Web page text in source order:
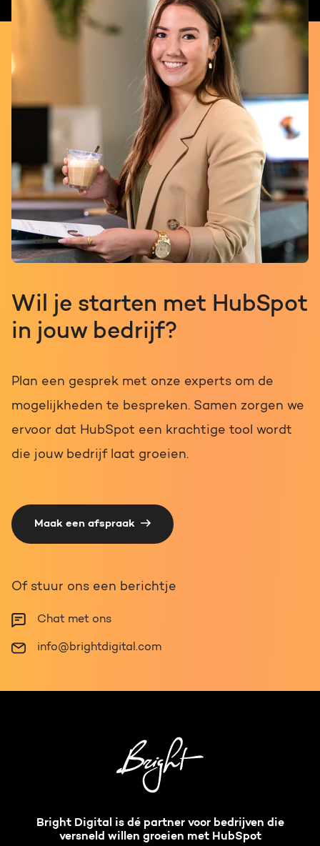
Wil je starten met HubSpot
in jouw bedrijf?
Plan een gesprek met onze experts om de
mogelijkheden te bespreken. Samen zorgen we
ervoor dat HubSpot een krachtige tool wordt
die jouw bedrijf laat groeien.
Maak een afspraak
Of stuur ons een berichtje
Chat met ons
info@brightdigital.com
Bright Digital is dé partner voor bedrijven die
versneld willen groeien met HubSpot